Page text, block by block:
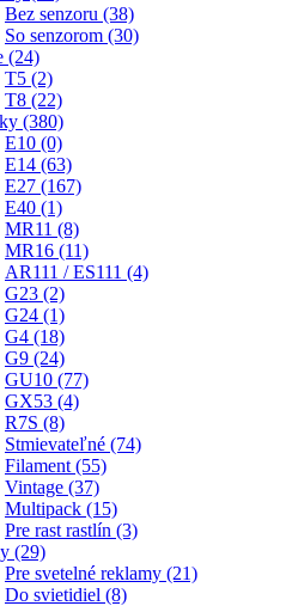
Bez senzoru (38)
So senzorom (30)
(24)
T5 (2)
T8 (22)
(380)
E10 (0)
E14 (63)
E27 (167)
E40 (1)
MR11 (8)
MR16 (11)
AR111 / ES111 (4)
G23 (2)
G24 (1)
G4 (18)
G9 (24)
GU10 (77)
GX53 (4)
R7S (8)
Stmievateľné (74)
Filament (55)
Vintage (37)
Multipack (15)
Pre rast rastlín (3)
(29)
Pre svetelné reklamy (21)
Do svietidiel (8)